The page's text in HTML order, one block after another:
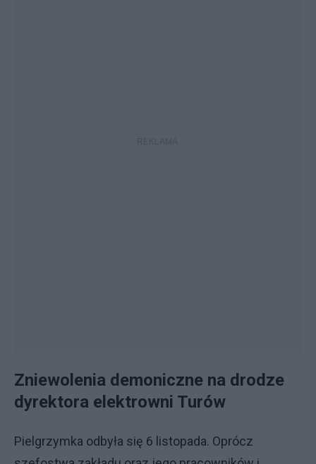
Zniewolenia demoniczne na drodze
dyrektora elektrowni Turów
Pielgrzymka odbyła się 6 listopada. Oprócz